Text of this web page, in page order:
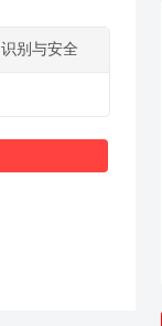
识别与安全